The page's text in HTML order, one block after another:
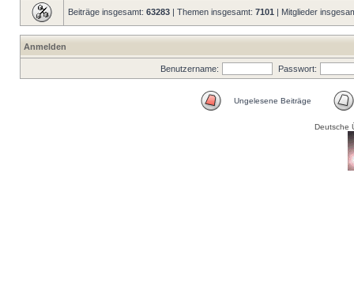
Beiträge insgesamt: 63283 | Themen insgesamt: 7101 | Mitglieder
Anmelden
Benutzername: Passwort:
Ungelesene Beiträge
Deutsche